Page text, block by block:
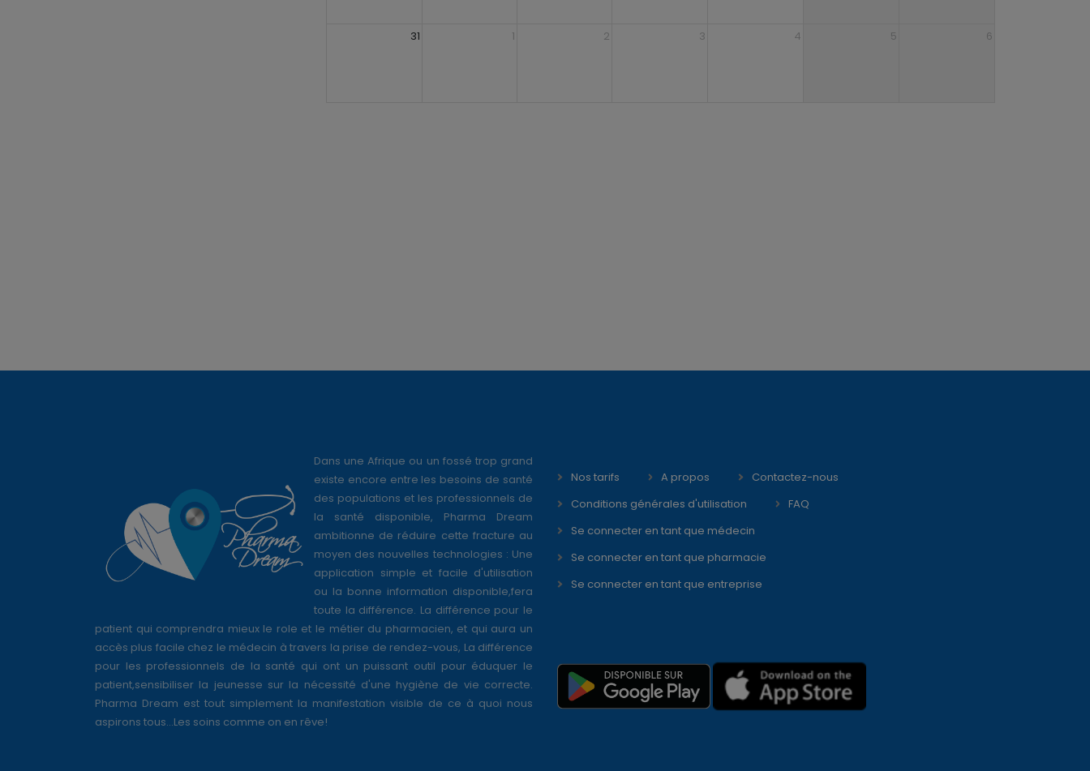
31 1 2 3 4 5 6
Dans une Afrique ou un fossé trop grand
existe encore entre les besoins de santé
des populations et les professionnels de
la santé disponible, Pharma Dream
ambitionne de réduire cette fracture au
moyen des nouvelles technologies : Une
application simple et facile d'utilisation
ou la bonne information disponible,fera
toute la différence. La différence pour le
patient qui comprendra mieux le role et le métier du pharmacien, et qui aura un
accès plus facile chez le médecin à travers la prise de rendez-vous, La différence
pour les professionnels de la santé qui ont un puissant outil pour éduquer le
patient,sensibiliser la jeunesse sur la nécessité d'une hygiène de vie correcte.
Pharma Dream est tout simplement la manifestation visible de ce à quoi nous
aspirons tous...Les soins comme on en rêve!
Nos tarifs A propos
Contactez-nous
Conditions générales d'utilisation
FAQ
Se connecter en tant que médecin
Se connecter en tant que pharmacie
Se connecter en tant que entreprise